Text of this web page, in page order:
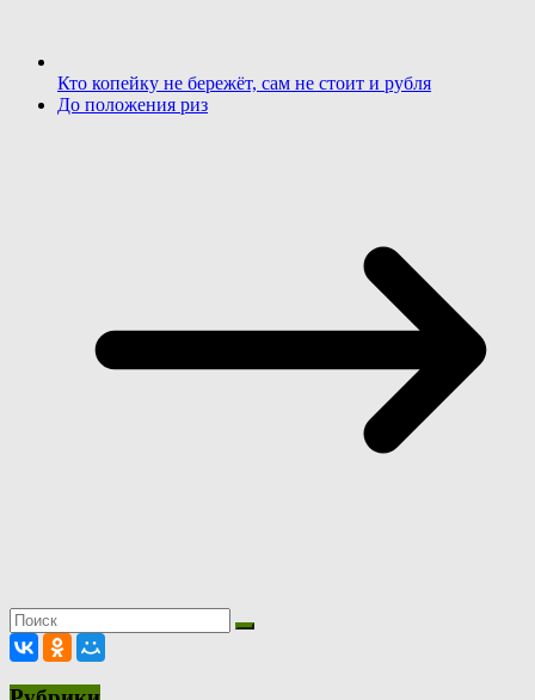
Кто копейку не бережёт, сам не стоит и рубля
До положения риз